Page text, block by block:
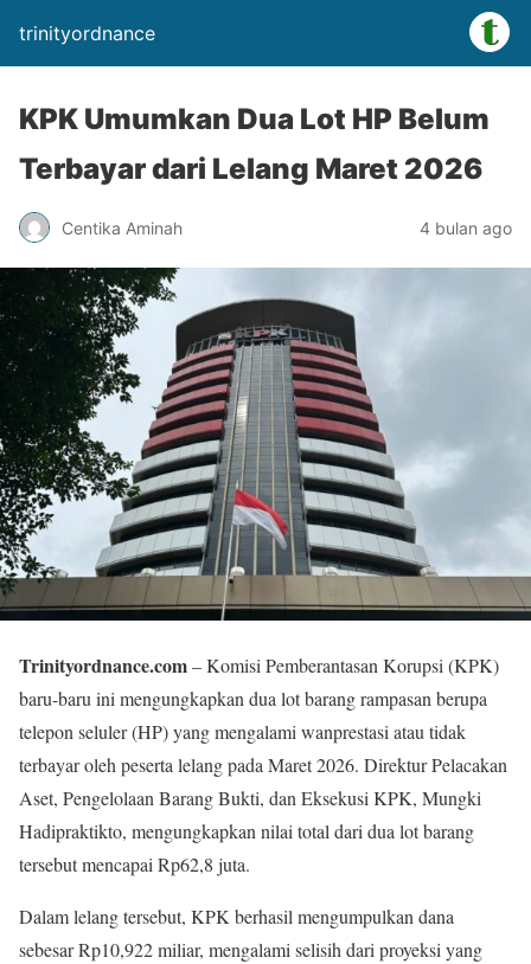
trinityordnance
KPK Umumkan Dua Lot HP Belum
Terbayar dari Lelang Maret 2026
Centika Aminah 4 bulan ago
Trinityordnance.com– Komisi Pemberantasan Korupsi (KPK)
baru-baru ini mengungkapkan dua lot barang rampasan berupa
telepon seluler (HP) yang mengalami wanprestasi atau tidak
terbayar oleh peserta lelang pada Maret 2026. Direktur Pelacakan
Aset, Pengelolaan Barang Bukti, dan Eksekusi KPK, Mungki
Hadipraktikto, mengungkapkan nilai total dari dua lot barang
tersebut mencapai Rp62,8 juta.
Dalam lelang tersebut, KPK berhasil mengumpulkan dana
sebesar Rp10,922 miliar, mengalami selisih dari proyeksi yang